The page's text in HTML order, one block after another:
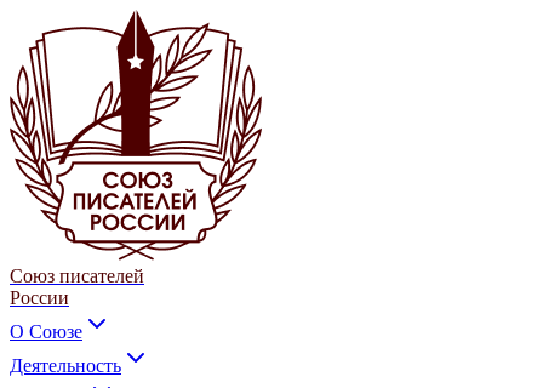
Союз писателей
России
О Союзе
Деятельность